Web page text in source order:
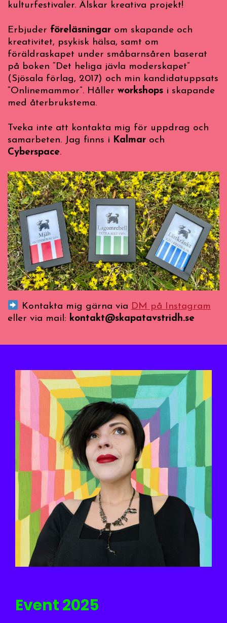
kulturfestivaler. Älskar kreativa projekt!
Erbjuder föreläsningar om skapande och
kreativitet, psykisk hälsa, samt om
föräldraskapet under småbarnsåren baserat
på boken “Det heliga jävla moderskapet”
(Sjösala förlag, 2017) och min kandidatuppsats
“Onlinemammor”. Håller workshops i skapande
med återbrukstema.
Tveka inte att kontakta mig för uppdrag och
samarbeten. Jag finns i Kalmar och
Cyberspace.
Kontakta mig gärna via DM på Instagram
eller via mail: kontakt@skapatavstridh.se
Event 2025